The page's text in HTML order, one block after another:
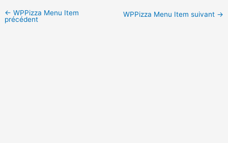
← WPPizza Menu Item
précédent
WPPizza Menu Item suivant →